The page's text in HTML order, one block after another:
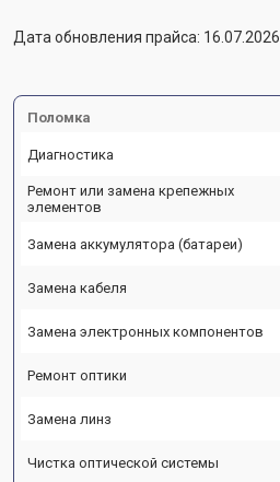
Дата обновления прайса: 16.07.2026
Поломка
Диагностика
Ремонт или замена крепежных
элементов
Замена аккумулятора (батареи)
Замена кабеля
Замена электронных компонентов
Ремонт оптики
Замена линз
Чистка оптической системы